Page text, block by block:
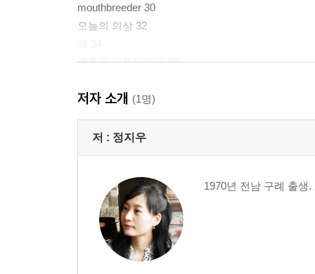
mouthbreeder 30
오늘의 의상 32
불통을 어루만지다 36
날뛰는 면 40
2부
걱정인형 46
캐치볼 구어체 48
청어의 눈으로 싸리나무 꽃피고 50
회문 52
등고선의 편견 54
저자 소개 (1명)
저 : 정지우
1970년 전남 구례 출생